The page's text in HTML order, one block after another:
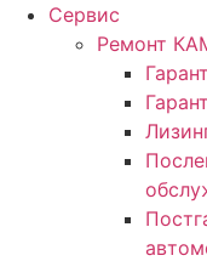
Сервис
Ремонт